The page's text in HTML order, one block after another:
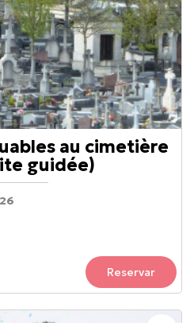
au cimetière
guidée)
Reservar